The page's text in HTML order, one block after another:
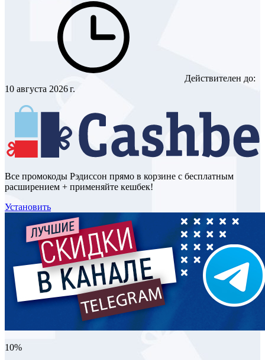
Действителен до:
10 августа 2026 г.
Все промокоды Рэдиссон прямо в корзине с бесплатным
расширением + применяйте кешбек!
Установить
10%